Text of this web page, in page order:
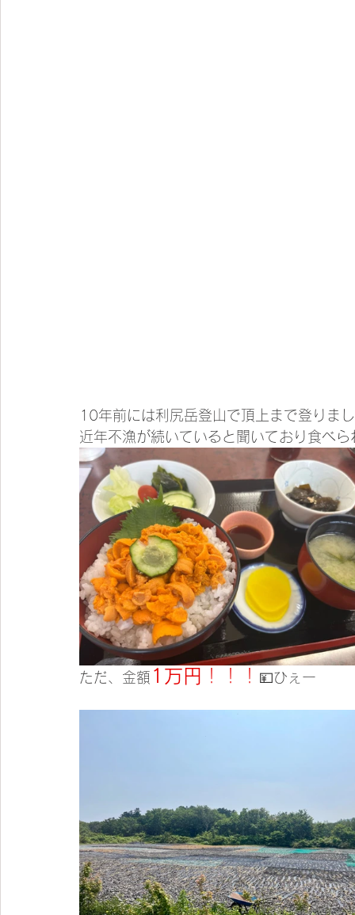
10年前には利尻岳登山で頂上まで登りま
近年不漁が続いていると聞いており食べ
ただ、金額 1万円 ！！！ 💴ひぇー